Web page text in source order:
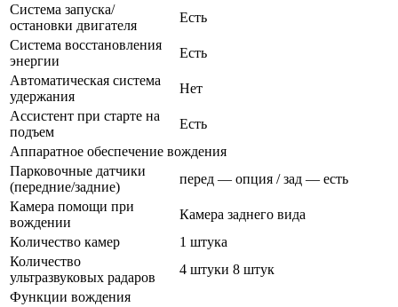
Система запуска/
остановки двигателя
Есть
Система восстановления
энергии
Есть
Автоматическая система
удержания
Нет
Ассистент при старте на
подъем
Есть
Аппаратное обеспечение вождения
Парковочные датчики
(передние/задние)
перед — опция / зад — есть
Камера помощи при
вождении
Камера заднего вида
Количество камер
1 штука
Количество
ультразвуковых радаров
4 штуки 8 штук
Функции вождения